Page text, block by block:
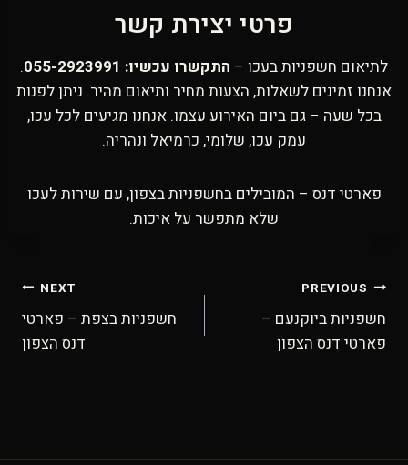
פרטי יצירת קשר
לתיאום חשפניות בעכו – התקשרו עכשיו: 055-2923991
.
אנחנו זמינים לשאלות, הצעות מחיר ותיאום מהיר. ניתן לפנות
בכל שעה – גם ביום האירוע עצמו. אנחנו מגיעים לכל עכו,
עמק עכו, שלומי, כרמיאל ונהריה.
פארטי דנס – המובילים בחשפניות בצפון, עם שירות לעכו
שלא מתפשר על איכות.
ניווט
PREVIOUS
חשפניות ביוקנעם –
פארטי דנס הצפון
NEXT
חשפניות בצפת – פארטי
דנס הצפון